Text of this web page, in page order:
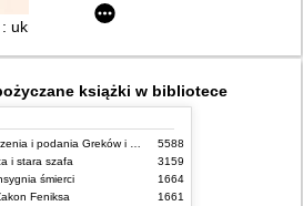
ukryty narcyzm a miłość i seksualność
książki w bibliotece
5588
i stara szafa
3159
śmierci
1664
Feniksa
1661